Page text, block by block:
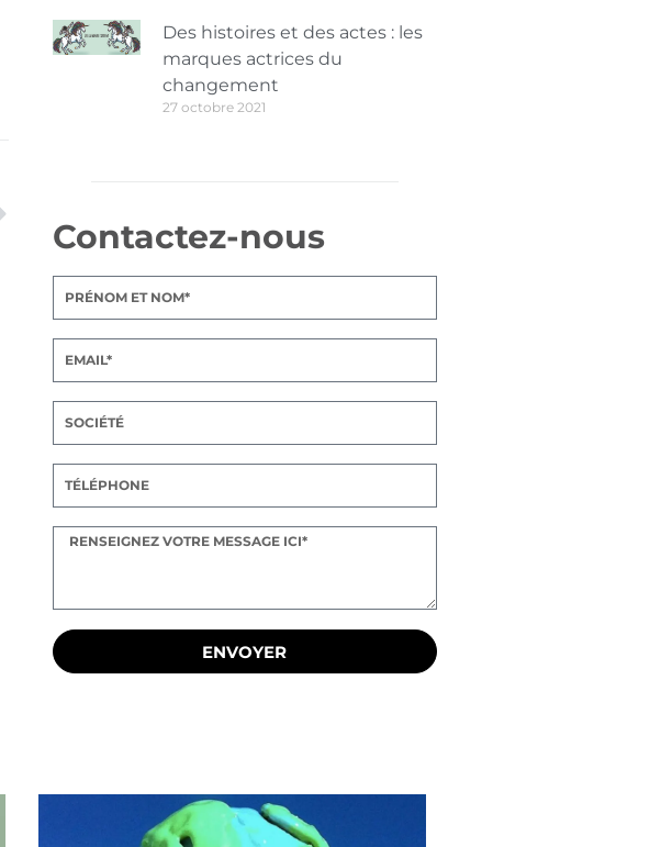
Des histoires et des actes : les
marques actrices du
changement
27 octobre 2021
Contactez-nous
ENVOYER